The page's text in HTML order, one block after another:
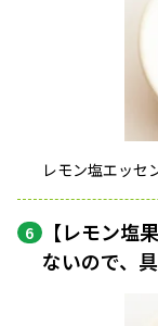
レモン塩エッセ
6 【レモン塩
ないので、